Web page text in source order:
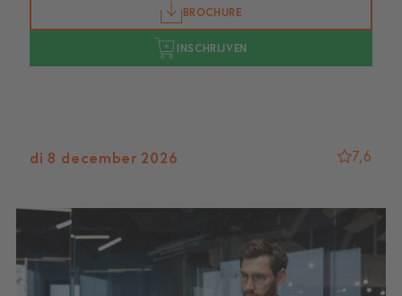
BROCHURE
INSCHRIJVEN
di 8 december 2026 7,6